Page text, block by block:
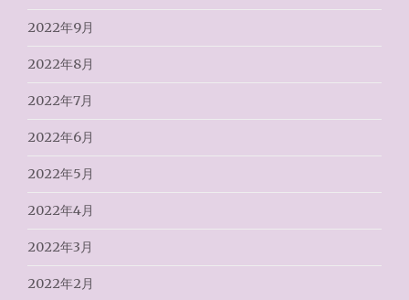
2022年9月
2022年8月
2022年7月
2022年6月
2022年5月
2022年4月
2022年3月
2022年2月